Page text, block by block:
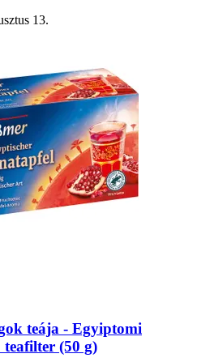
13.
teája -​ Egyiptomi
(50 g)